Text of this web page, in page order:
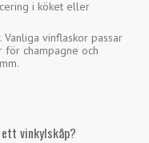
i köket eller
vinflaskor passar
för champagne och
vinkylskåp?